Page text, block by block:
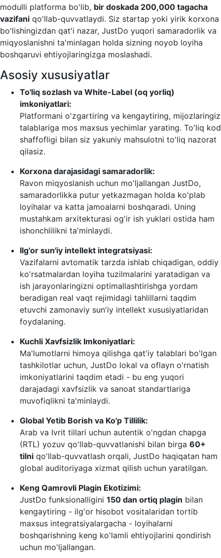
modulli platforma bo'lib, bir doskada 200,000 tagacha
vazifani qo'llab-quvvatlaydi. Siz startap yoki yirik korxona
bo'lishingizdan qat'i nazar, JustDo yuqori samaradorlik va
miqyoslanishni ta'minlagan holda sizning noyob loyiha
boshqaruvi ehtiyojlaringizga moslashadi.
Asosiy xususiyatlar
To'liq sozlash va White-Label (oq yorliq)
imkoniyatlari:
Platformani o'zgartiring va kengaytiring, mijozlaringiz
talablariga mos maxsus yechimlar yarating. To'liq kod
shaffofligi bilan siz yakuniy mahsulotni to'liq nazorat
qilasiz.
Korxona darajasidagi samaradorlik:
Ravon miqyoslanish uchun mo'ljallangan JustDo,
samaradorlikka putur yetkazmagan holda ko'plab
loyihalar va katta jamoalarni boshqaradi. Uning
mustahkam arxitekturasi og'ir ish yuklari ostida ham
ishonchlilikni ta'minlaydi.
Ilg'or sun'iy intellekt integratsiyasi:
Vazifalarni avtomatik tarzda ishlab chiqadigan, oddiy
ko'rsatmalardan loyiha tuzilmalarini yaratadigan va
ish jarayonlaringizni optimallashtirishga yordam
beradigan real vaqt rejimidagi tahlillarni taqdim
etuvchi zamonaviy sun'iy intellekt xususiyatlaridan
foydalaning.
Kuchli Xavfsizlik Imkoniyatlari:
Ma'lumotlarni himoya qilishga qat'iy talablari bo'lgan
tashkilotlar uchun, JustDo lokal va oflayn o'rnatish
imkoniyatlarini taqdim etadi - bu eng yuqori
darajadagi xavfsizlik va sanoat standartlariga
muvofiqlikni ta'minlaydi.
Global Yetib Borish va Ko'p Tillilik:
Arab va Ivrit tillari uchun autentik o'ngdan chapga
(RTL) yozuv qo'llab-quvvatlanishi bilan birga 60+
tilni qo'llab-quvvatlash orqali, JustDo haqiqatan ham
global auditoriyaga xizmat qilish uchun yaratilgan.
Keng Qamrovli Plagin Ekotizimi:
JustDo funksionalligini 150 dan ortiq plagin bilan
kengaytiring - ilg'or hisobot vositalaridan tortib
maxsus integratsiyalargacha - loyihalarni
boshqarishning keng ko'lamli ehtiyojlarini qondirish
uchun mo'ljallangan.